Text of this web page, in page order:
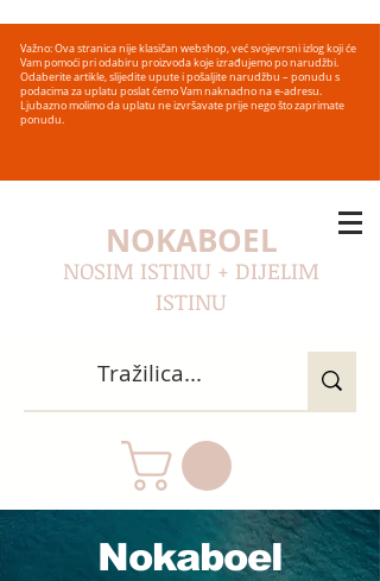
Važno: Ova stranica nije klasičan webshop, već svojevrsni izlog koji će
Vam pomoći pri odabiru proizvoda koje izrađujemo po narudžbi.
Odaberite artikle, slijedite upute i pošaljite narudžbu – ponudu s
podacima za uplatu poslat ćemo Vam naknadno na e-adresu.
Ljubazno molimo da uplatu ne izvršavate prije nego što zaprimate
ponudu.
NOKABOEL
NOSIM ISTINU + DIJELIM
ISTINU
Nokaboel